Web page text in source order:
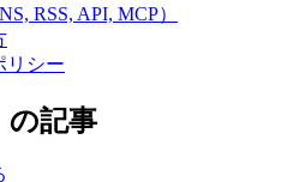
RSS, API, MCP）
リシー
の記事